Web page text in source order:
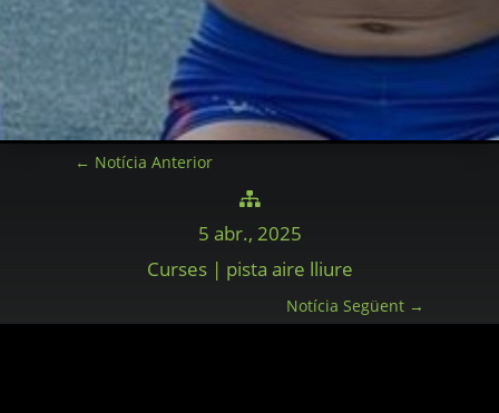
← Notícia Anterior

5 abr., 2025
Curses | pista aire lliure
Notícia Següent→